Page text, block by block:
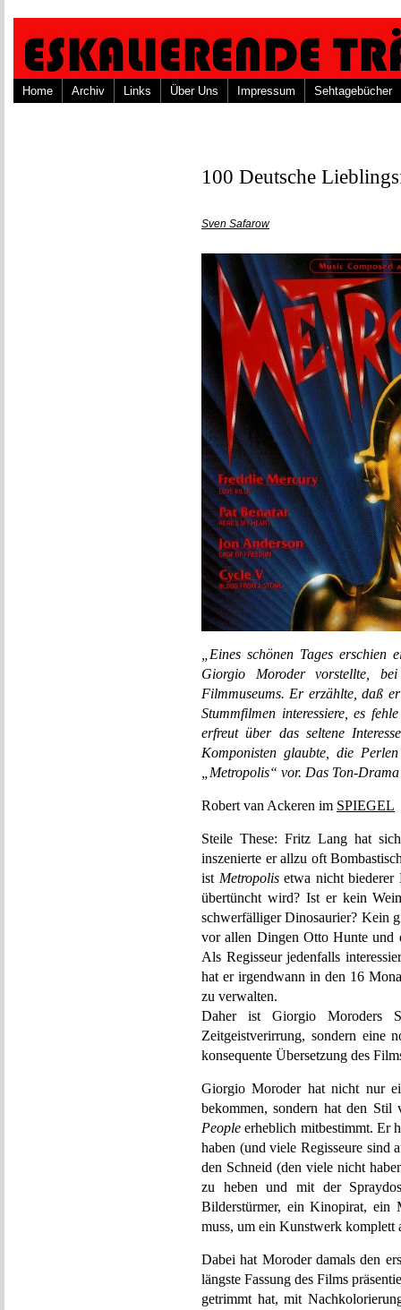
Home Archiv Links Über Uns Impressum Sehtagebücher
100 Deutsche
Sven Safarow
„Eines schönen Tages
Giorgio Moroder vorstellte,
Filmmuseums. Er erzählte, daß
Stummfilmen interessiere, es
erfreut über das seltene
Komponisten glaubte, die
„Metropolis“ vor. Das Ton-
Robert van Ackeren im SPIEGEL
Steile These: Fritz Lang hat
inszenierte er allzu oft
ist Metropolisetwa nicht biederer
übertüncht wird? Ist er kein
schwerfälliger Dinosaurier? Kein
vor allen Dingen Otto Hunte und
Als Regisseur jedenfalls
hat er irgendwann in den 16
zu verwalten.
Daher ist Giorgio Moroders
Zeitgeistverirrung, sondern eine
konsequente Übersetzung des
Giorgio Moroder hat nicht nur
bekommen, sondern hat den Stil
People erheblich mitbestimmt. Er
haben (und viele Regisseure sind
den Schneid (den viele nicht
zu heben und mit der
Bilderstürmer, ein Kinopirat, ein
muss, um ein Kunstwerk komplett
Dabei hat Moroder damals den
längste Fassung des Films
getrimmt hat, mit